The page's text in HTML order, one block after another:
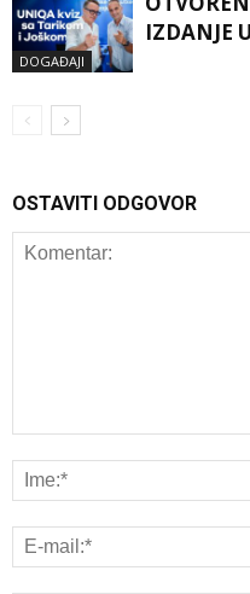
DOGAĐAJI
IZDANJE
OSTAVITI ODGOVOR